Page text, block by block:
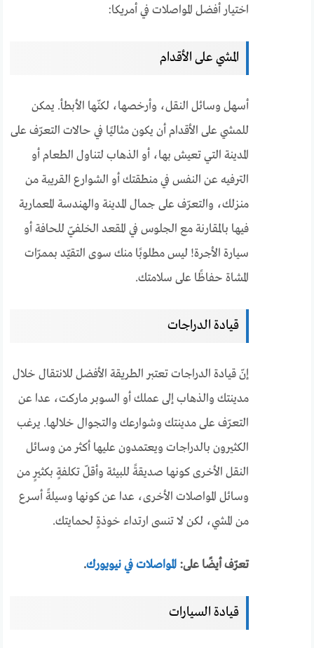
اختيار أفضل المواصلات في أمريكا:
المشي على الأقدام
أسهل وسائل النقل، وأرخصها، لكنّها الأبطأ. يمكن
للمشي على الأقدام أن يكون مثاليًا في حالات التعرّف على
المدينة التي تعيش بها، أو الذهاب لتناول الطعام أو
الترفيه عن النفس في منطقتك أو الشوارع القريبة من
منزلك، والتعرّف على جمال المدينة والهندسة المعمارية
فيها بالمقارنة مع الجلوس في المقعد الخلفيّ للحافة أو
سيارة الأجرة! ليس مطلوبًا منك سوى التقيّد بممرّات
المشاة حفاظًا على سلامتك.
قيادة الدراجات
إنّ قيادة الدراجات تعتبر الطريقة الأفضل للانتقال خلال
مدينتك والذهاب إلى عملك أو السوبر ماركت، عدا عن
التعرّف على مدينتك وشوارعك والتجوال خلالها. يرغب
الكثيرون بالدراجات ويعتمدون عليها أكثر من وسائل
النقل الأخرى كونها صديقةً للبيئة وأقلّ تكلفةٍ بكثيرٍ من
وسائل المواصلات الأخرى، عدا عن كونها وسيلةً أسرع
من المشي، لكن لا تنسى ارتداء خوذةٍ لحمايتك.
تعرّف أيضًا على:المواصلات في نيويورك.
قيادة السيارات